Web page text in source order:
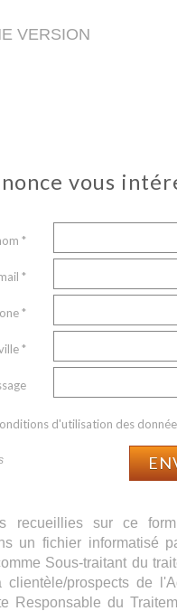
VERSION
vous
*
*
*
*
d'utilisation des
recueillies sur ce
un fichier informatisé
Sous-traitant du
prospects de
Responsable du